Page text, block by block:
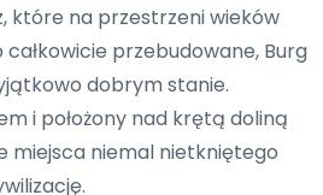
które na przestrzeni wieków
całkowicie przebudowane, Burg
dobrym stanie.
i położony nad krętą doliną
miejsca niemal nietkniętego